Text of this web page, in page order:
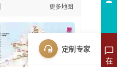
更多地图
在
定制专家